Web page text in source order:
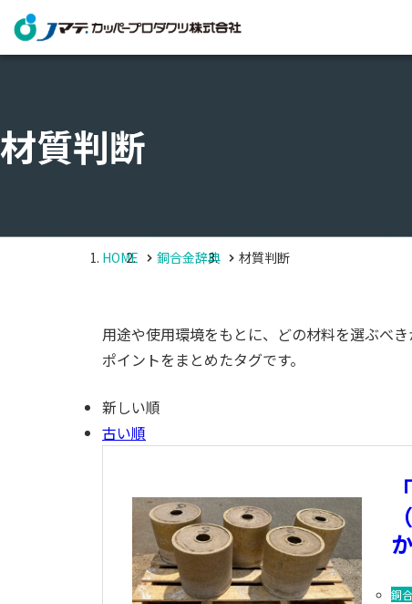
材質判断
HOME 銅合金辞典 材質判断
用途や使用環境をもとに、どの材料を選ぶべ
ポイントをまとめたタグです。
新しい順
古い順
銅